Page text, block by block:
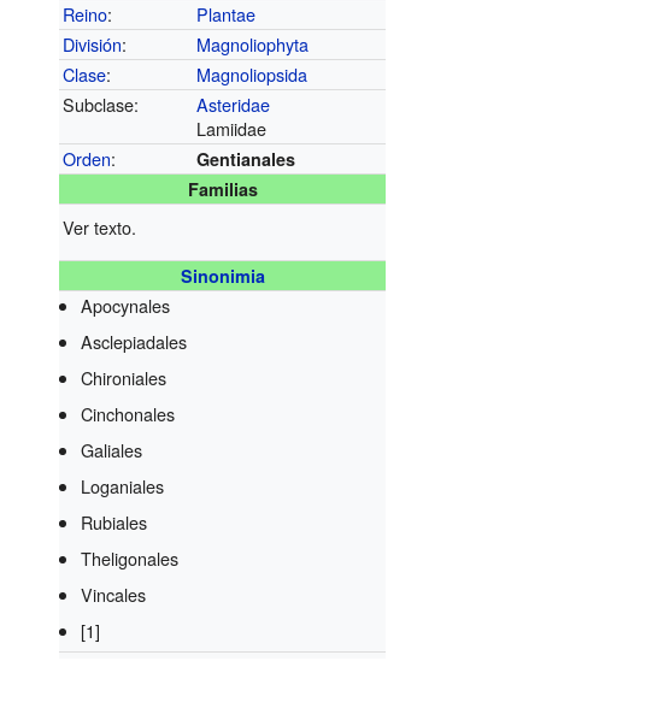
Reino:
Plantae
División:
Magnoliophyta
Clase:
Magnoliopsida
Subclase:
Asteridae
Lamiidae
Orden:
Gentianales
Familias
Ver texto.
Sinonimia
Apocynales
Asclepiadales
Chironiales
Cinchonales
Galiales
Loganiales
Rubiales
Theligonales
Vincales
[1]